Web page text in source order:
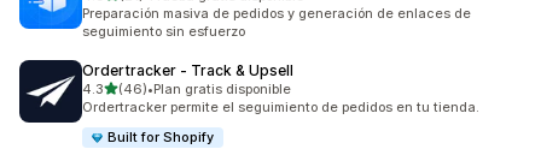
Preparación masiva de pedidos y generación de enlaces de
seguimiento sin esfuerzo
Ordertracker ‑ Track & Upsell
4.3de 5 estrellas
(46)
46 reseñas en total
•Plan gratis disponible
Ordertracker permite el seguimiento de pedidos en tu tienda.
Built for Shopify